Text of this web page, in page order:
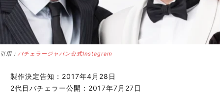
引用： バチェラージャパン公式Instagram
製作決定告知：2017年4月28日
2代目バチェラー公開：2017年7月27日